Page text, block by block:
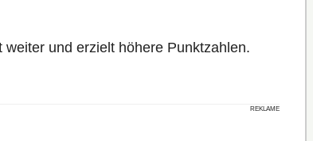
und erzielt höhere Punktzahlen.
REKLAME